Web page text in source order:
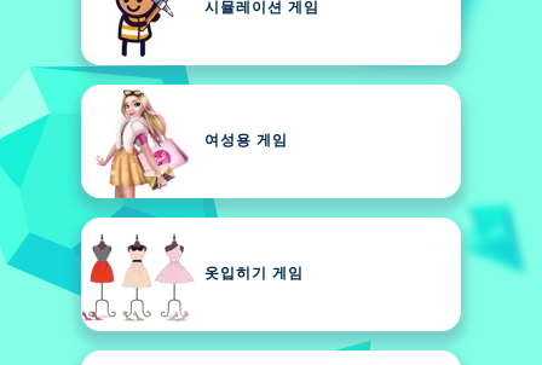
시뮬레이션 게임
여성용 게임
옷입히기 게임